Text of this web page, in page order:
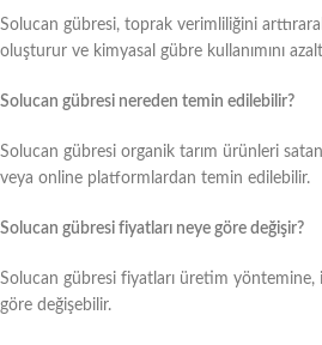
Solucan gübresi, toprak verimliliğini
oluşturur ve kimyasal gübre kullanımını
Solucan gübresi nereden temin edilebilir?
Solucan gübresi organik tarım ürünleri
veya online platformlardan temin edilebilir.
Solucan gübresi fiyatları neye göre değişir?
Solucan gübresi fiyatları üretim yöntemine,
göre değişebilir.